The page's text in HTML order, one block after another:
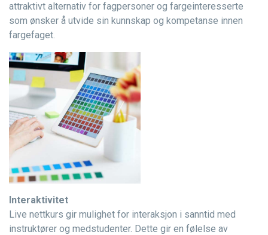
attraktivt alternativ for fagpersoner og fargeinteresserte
som ønsker å utvide sin kunnskap og kompetanse innen
fargefaget.
Interaktivitet
Live nettkurs gir mulighet for interaksjon i sanntid med
instruktører og medstudenter. Dette gir en følelse av